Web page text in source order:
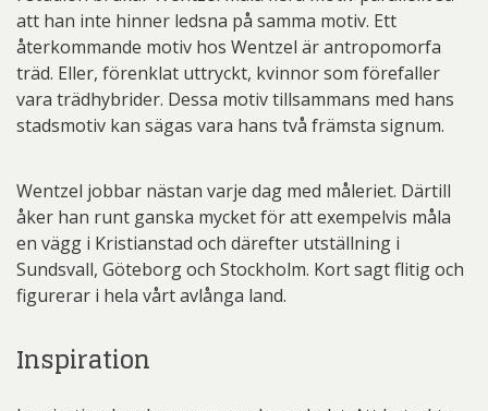
att han inte hinner ledsna på samma motiv. Ett
återkommande motiv hos Wentzel är antropomorfa
träd. Eller, förenklat uttryckt, kvinnor som förefaller
vara trädhybrider. Dessa motiv tillsammans med hans
stadsmotiv kan sägas vara hans två främsta signum.
Wentzel jobbar nästan varje dag med måleriet. Därtill
åker han runt ganska mycket för att exempelvis måla
en vägg i Kristianstad och därefter utställning i
Sundsvall, Göteborg och Stockholm. Kort sagt flitig och
figurerar i hela vårt avlånga land.
Inspiration